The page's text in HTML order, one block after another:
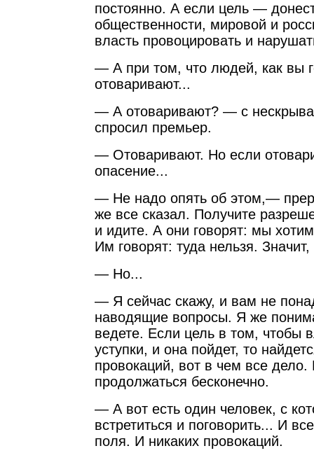
постоянно. А если цель —
общественности, мировой и
власть провоцировать и
— А при том, что людей, как вы
отоваривают...
— А отоваривают? — с
спросил премьер.
— Отоваривают. Но если
опасение...
— Не надо опять об этом,—
же все сказал. Получите
и идите. А они говорят: мы
Им говорят: туда нельзя.
— Но...
— Я сейчас скажу, и вам не
наводящие вопросы. Я же
ведете. Если цель в том, чтобы
уступки, и она пойдет, то
провокаций, вот в чем все дело.
продолжаться бесконечно.
— А вот есть один человек, с
встретиться и поговорить... И
поля. И никаких провокаций.